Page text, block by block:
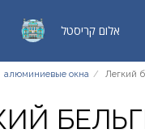
אלום קריסטל
алюминиевые окна Легкий